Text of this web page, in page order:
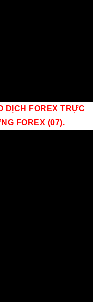
DỊCH FOREX TRỰC
FOREX (07).